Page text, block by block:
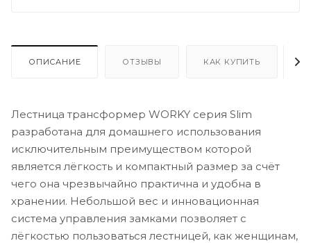
ОПИСАНИЕ ОТЗЫВЫ КАК КУПИТЬ
Лестница трансформер WORKY серия Slim
разработана для домашнего использования
исключительным преимуществом которой
является лёгкость и компактный размер за счёт
чего она чрезвычайно практична и удобна в
хранении. Небольшой вес и инновационная
система управления замками позволяет с
лёгкостью пользоваться лестницей, как женщинам,